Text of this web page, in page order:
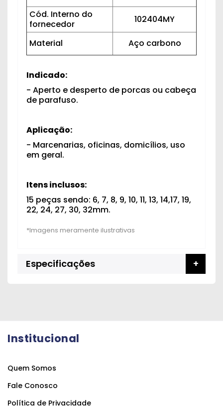
Cód. Interno do
fornecedor
102404MY
Material Aço carbono
Indicado:
- Aperto e desperto de porcas ou cabeça
de parafuso.
Aplicação:
- Marcenarias, oficinas, domicílios, uso
em geral.
Itens inclusos:
15 peças sendo: 6, 7, 8, 9, 10, 11, 13, 14,17, 19,
22, 24, 27, 30, 32mm.
Especificações
Institucional
Quem Somos
Fale Conosco
Política de Privacidade